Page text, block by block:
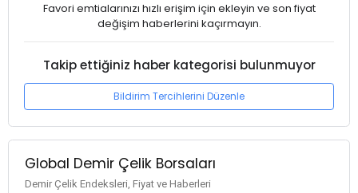
Favori emtialarınızı hızlı erişim için ekleyin ve son fiyat
değişim haberlerini kaçırmayın.
Takip ettiğiniz haber kategorisi bulunmuyor
Bildirim Tercihlerini Düzenle
Global Demir Çelik Borsaları
Demir Çelik Endeksleri, Fiyat ve Haberleri